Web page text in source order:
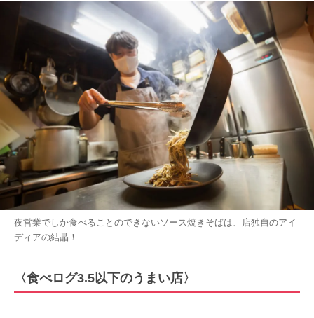
夜営業でしか食べることのできないソース焼きそばは、店独自のアイ
ディアの結晶！
〈食べログ3.5以下のうまい店〉